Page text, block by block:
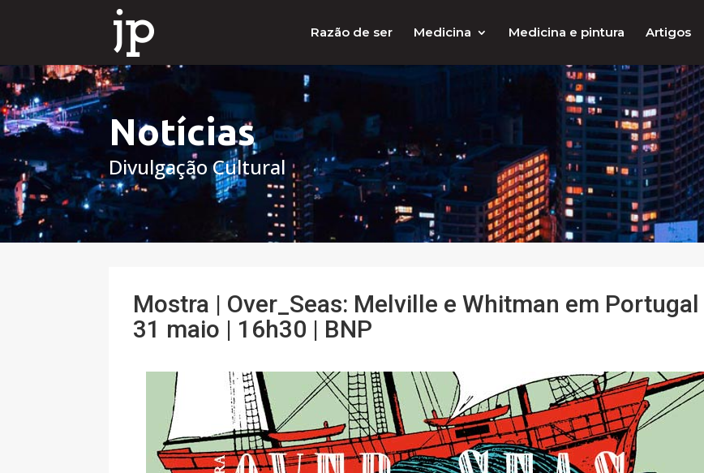
Razão de ser Medicina Medicina e pintura Artigos
Notícias
Divulgação Cultural
Mostra | Over_Seas: Melville e Whitman em Portugal
31 maio | 16h30 | BNP